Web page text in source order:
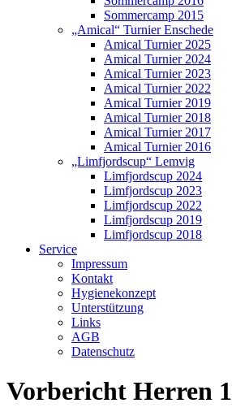
Sommercamp 2015
„Amical“ Turnier Enschede
Amical Turnier 2025
Amical Turnier 2024
Amical Turnier 2023
Amical Turnier 2022
Amical Turnier 2019
Amical Turnier 2018
Amical Turnier 2017
Amical Turnier 2016
„Limfjordscup“ Lemvig
Limfjordscup 2024
Limfjordscup 2023
Limfjordscup 2022
Limfjordscup 2019
Limfjordscup 2018
Service
Impressum
Kontakt
Hygienekonzept
Unterstützung
Links
AGB
Datenschutz
Vorbericht Herren 1